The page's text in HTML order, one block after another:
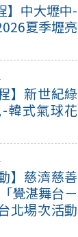
】中大壢中-
夏季壢亮
】新世紀綠
韓式氣球花
】慈濟慈善
覺湛舞台－
北場次活動